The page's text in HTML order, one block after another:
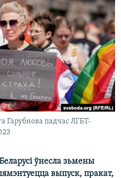
Гарубнова падчас ЛГБТ-
ўнесла зьмены
выпуск, пракат,